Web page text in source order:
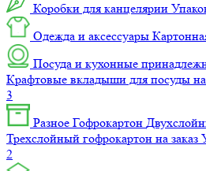
Коробки для канцелярии
Одежда и аксессуары
Посуда и кухонные
Крафтовые вкладыши для посуды на
3
Разное Гофрокартон
Трехслойный гофрокартон на заказ
2